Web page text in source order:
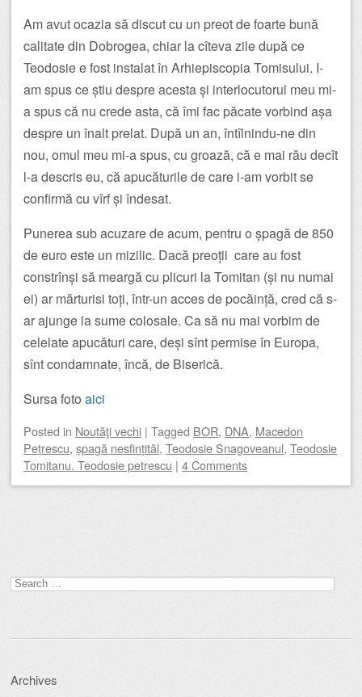
Am avut ocazia să discut cu un preot de foarte bună
calitate din Dobrogea, chiar la cîteva zile după ce
Teodosie e fost instalat în Arhiepiscopia Tomisului. I-
am spus ce știu despre acesta și interlocutorul meu mi-
a spus că nu crede asta, că îmi fac păcate vorbind așa
despre un înalt prelat. După un an, întîlnindu-ne din
nou, omul meu mi-a spus, cu groază, că e mai rău decît
l-a descris eu, că apucăturile de care i-am vorbit se
confirmă cu vîrf și îndesat.
Punerea sub acuzare de acum, pentru o șpagă de 850
de euro este un mizilic. Dacă preoții care au fost
constrînși să meargă cu plicuri la Tomitan (și nu numai
ei) ar mărturisi toți, într-un acces de pocăință, cred că s-
ar ajunge la sume colosale. Ca să nu mai vorbim de
celelate apucături care, deși sînt permise în Europa,
sînt condamnate, încă, de Biserică.
Sursa foto aici
Posted in Noutăţi vechi | Tagged BOR, DNA, Macedon
Petrescu, șpagă nesfințităl, Teodosie Snagoveanul, Teodosie
Tomitanu. Teodosie petrescu | 4 Comments
Search
for:
Archives